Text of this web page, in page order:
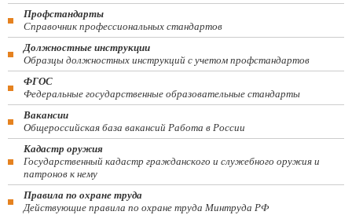
Профстандарты
Справочник профессиональных стандартов
Должностные инструкции
Образцы должностных инструкций с учетом профстандартов
ФГОС
Федеральные государственные образовательные стандарты
Вакансии
Общероссийская база вакансий Работа в России
Кадастр оружия
Государственный кадастр гражданского и служебного оружия и
патронов к нему
Правила по охране труда
Действующие правила по охране труда Минтруда РФ